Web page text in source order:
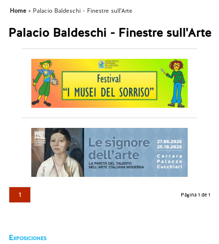
Home Palacio Baldeschi - Finestre sull'Arte
Palacio Baldeschi - Finestre sull'Arte
1 Página 1 de 1
Exposiciones